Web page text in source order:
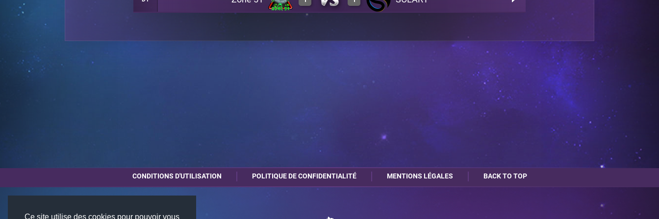
Ce site utilise des cookies pour pouvoir vous
0 A3 3
3
CONDITIONS D'UTILISATION POLITIQUE DE CONFIDENTIALITÉ MENTIONS LÉGALES BACK TO TOP